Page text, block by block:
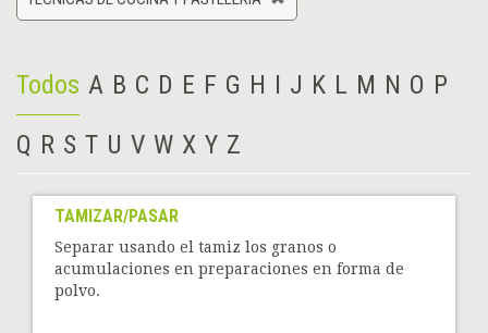
Todos A B C D E F G H I J K L M N O P
Q R S T U V W X Y Z
TAMIZAR/PASAR
Separar usando el tamiz los granos o
acumulaciones en preparaciones en forma de
polvo.